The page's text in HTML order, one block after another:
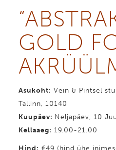
GOLD
Asukoht: Vein & Pintsel
Tallinn, 10140
Kuupäev: Neljapäev, 10
Kellaaeg: 19.00-21.00